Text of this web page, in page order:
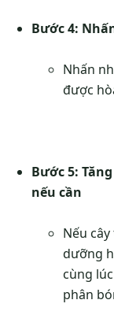
Bước 4:
Nhấn
được
Bước 5:
nếu cần
Nếu
dưỡng
cùng
phân